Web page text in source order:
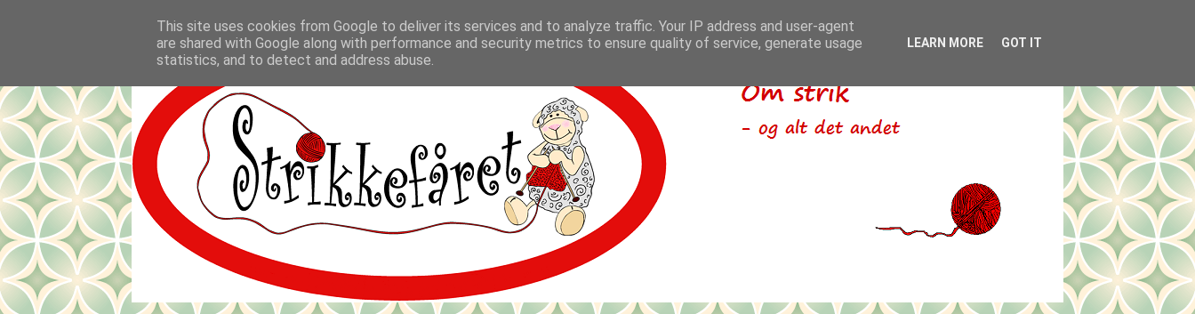
This site uses cookies from Google to deliver its services and to analyze traffic. Your IP address and user-agent
are shared with Google along with performance and security metrics to ensure quality of service, generate usage
statistics, and to detect and address abuse.
LEARN MORE GOT IT